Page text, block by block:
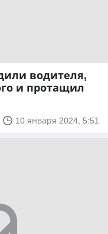
водителя,
и протащил
10 января 2024, 5:51